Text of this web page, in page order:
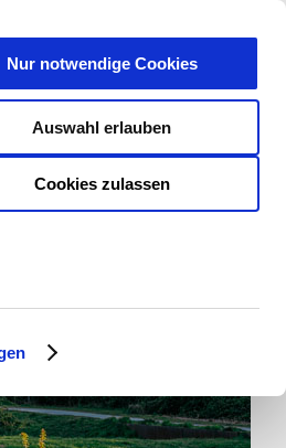
Cookies zulassen
Auswahl erlauben
Nur notwendige Cookies